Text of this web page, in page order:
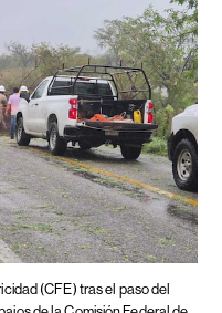
(CFE) tras el paso del